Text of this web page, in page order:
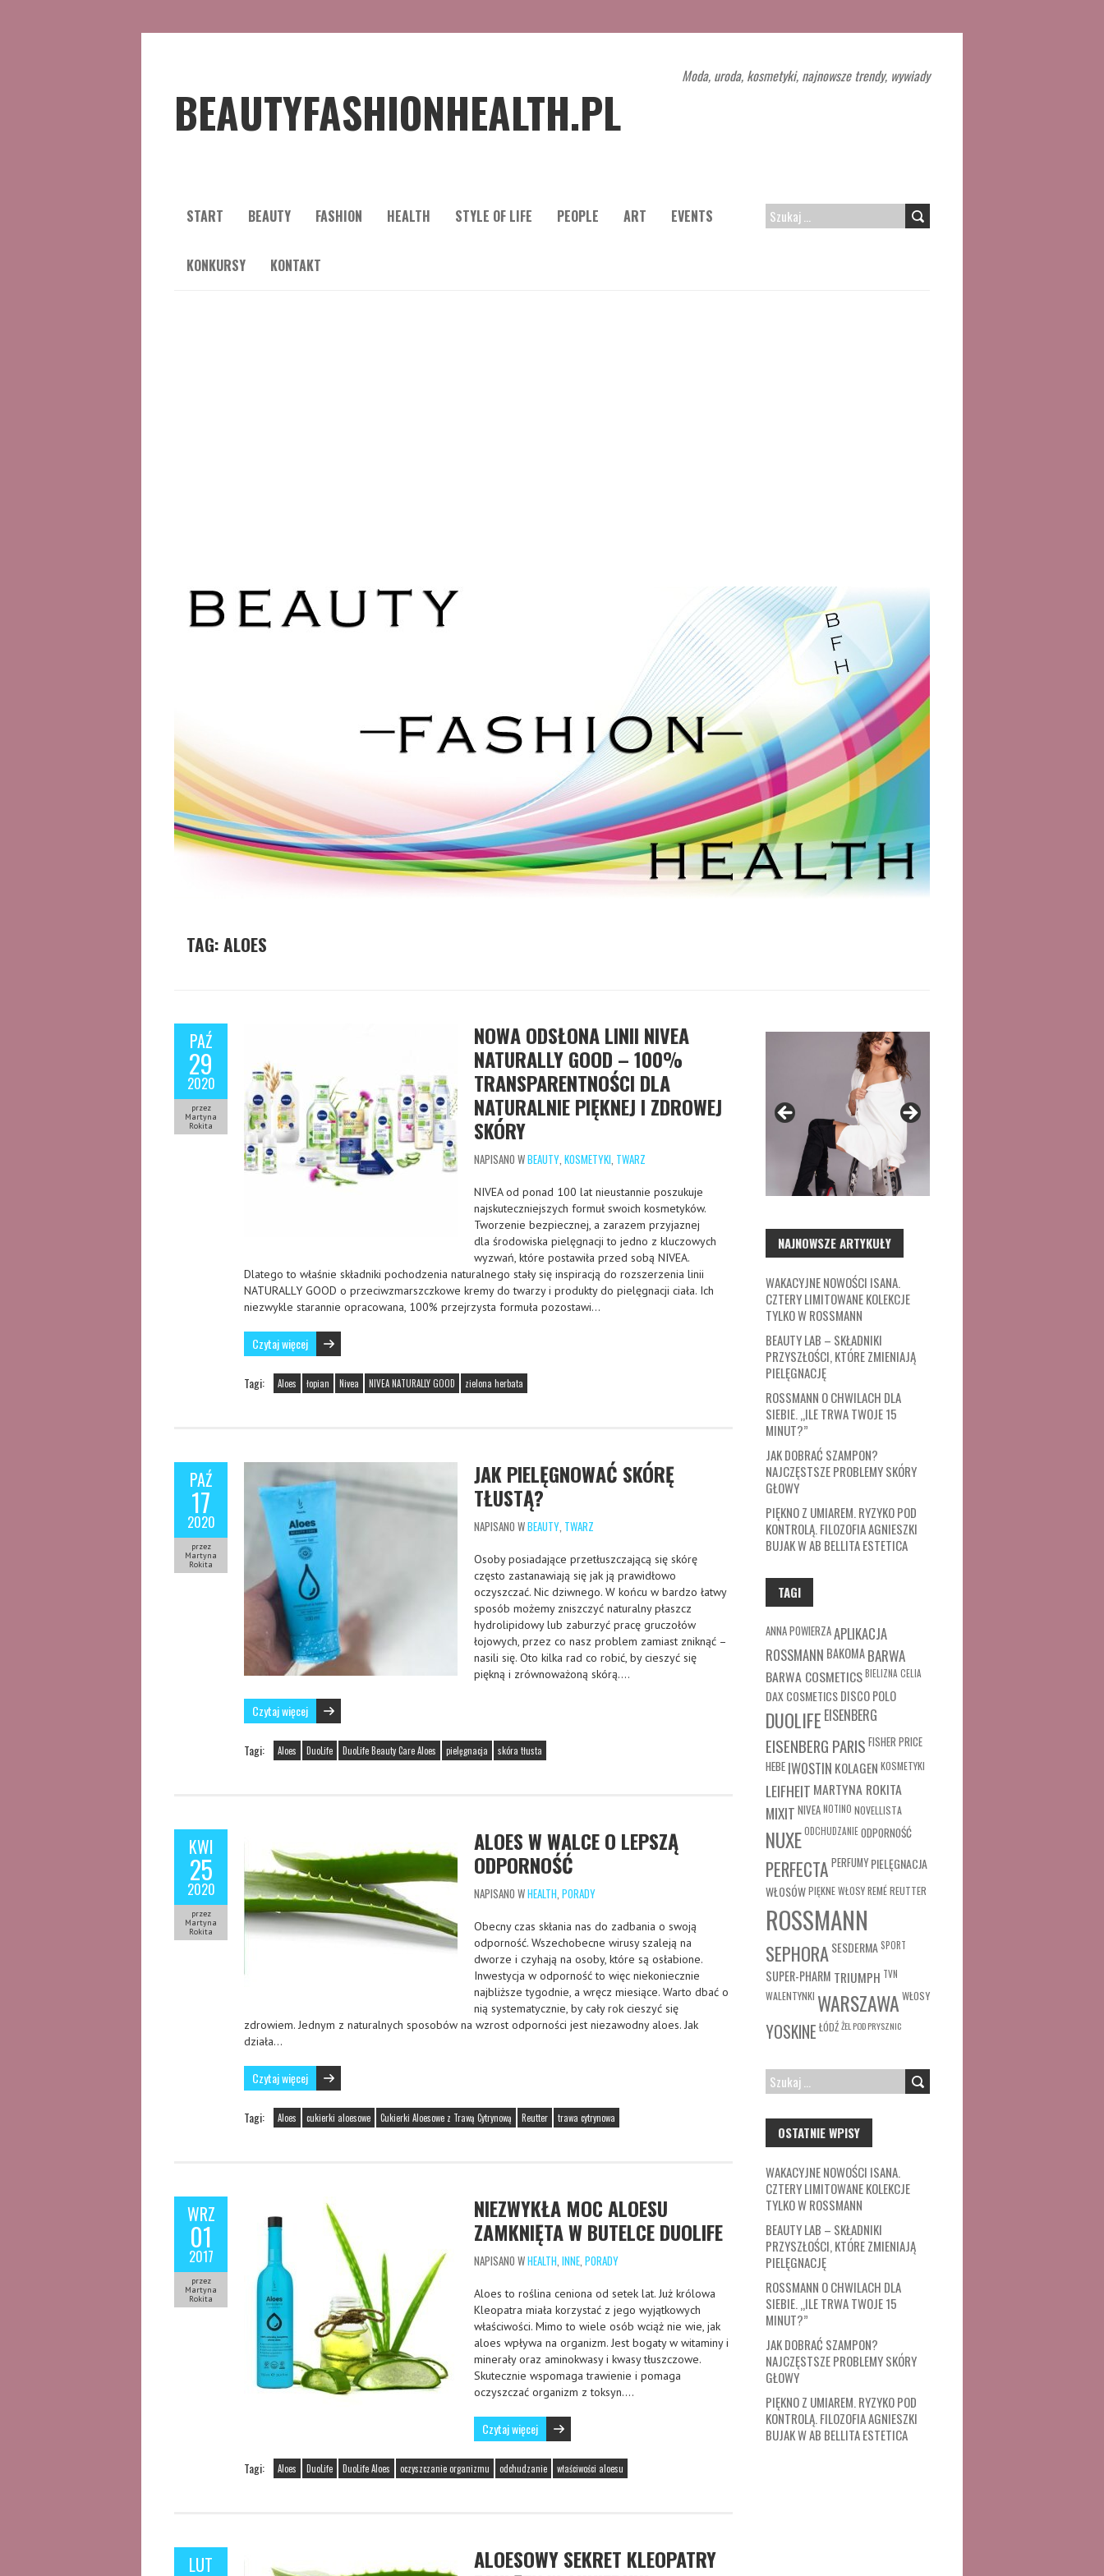
BEAUTYFASHIONHEALTH.PL
Moda, uroda, kosmetyki, najnowsze trendy, wywiady
START BEAUTY FASHION HEALTH STYLE OF LIFE PEOPLE ART EVENTS
KONKURSY KONTAKT
SZUKAJ:
TAG:ALOES
PAŹ
29
2020
przez
Martyna
Rokita
NOWA ODSŁONA LINII NIVEA
NATURALLY GOOD – 100%
TRANSPARENTNOŚCI DLA
NATURALNIE PIĘKNEJ I ZDROWEJ
SKÓRY
NAPISANO WBEAUTY, KOSMETYKI, TWARZ
NIVEA od ponad 100 lat nieustannie poszukuje
najskuteczniejszych formuł swoich kosmetyków.
Tworzenie bezpiecznej, a zarazem przyjaznej
dla środowiska pielęgnacji to jedno z kluczowych
wyzwań, które postawiła przed sobą NIVEA.
Dlatego to właśnie składniki pochodzenia naturalnego stały się inspiracją do rozszerzenia linii
NATURALLY GOOD o przeciwzmarszczkowe kremy do twarzy i produkty do pielęgnacji ciała. Ich
niezwykle starannie opracowana, 100% przejrzysta formuła pozostawi…
Czytaj więcej
Tagi: Aloes łopian Nivea NIVEA NATURALLY GOOD zielona herbata
PAŹ
17
2020
przez
Martyna
Rokita
JAK PIELĘGNOWAĆ SKÓRĘ
TŁUSTĄ?
NAPISANO WBEAUTY, TWARZ
Osoby posiadające przetłuszczającą się skórę
często zastanawiają się jak ją prawidłowo
oczyszczać. Nic dziwnego. W końcu w bardzo łatwy
sposób możemy zniszczyć naturalny płaszcz
hydrolipidowy lub zaburzyć pracę gruczołów
łojowych, przez co nasz problem zamiast zniknąć –
nasili się. Oto kilka rad co robić, by cieszyć się
piękną i zrównoważoną skórą….
Czytaj więcej
Tagi: Aloes DuoLife DuoLife Beauty Care Aloes pielęgnacja skóra tłusta
KWI
25
2020
przez
Martyna
Rokita
ALOES W WALCE O LEPSZĄ
ODPORNOŚĆ
NAPISANO WHEALTH, PORADY
Obecny czas skłania nas do zadbania o swoją
odporność. Wszechobecne wirusy szaleją na
dworze i czyhają na osoby, które są osłabione.
Inwestycja w odporność to więc niekoniecznie
najbliższe tygodnie, a wręcz miesiące. Warto dbać o
nią systematycznie, by cały rok cieszyć się
zdrowiem. Jednym z naturalnych sposobów na wzrost odporności jest niezawodny aloes. Jak
działa…
Czytaj więcej
Tagi: Aloes cukierki aloesowe Cukierki Aloesowe z Trawą Cytrynową Reutter trawa cytrynowa
WRZ
01
2017
przez
Martyna
Rokita
NIEZWYKŁA MOC ALOESU
ZAMKNIĘTA W BUTELCE DUOLIFE
NAPISANO WHEALTH, INNE, PORADY
Aloes to roślina ceniona od setek lat. Już królowa
Kleopatra miała korzystać z jego wyjątkowych
właściwości. Mimo to wiele osób wciąż nie wie, jak
aloes wpływa na organizm. Jest bogaty w witaminy i
minerały oraz aminokwasy i kwasy tłuszczowe.
Skutecznie wspomaga trawienie i pomaga
oczyszczać organizm z toksyn….
Czytaj więcej
Tagi: Aloes DuoLife DuoLife Aloes oczyszczanie organizmu odchudzanie właściwości aloesu
LUT
ALOESOWY SEKRET KLEOPATRY
NAJNOWSZE ARTYKUŁY
WAKACYJNE NOWOŚCI ISANA.
CZTERY LIMITOWANE KOLEKCJE
TYLKO W ROSSMANN
BEAUTY LAB – SKŁADNIKI
PRZYSZŁOŚCI, KTÓRE ZMIENIAJĄ
PIELĘGNACJĘ
ROSSMANN O CHWILACH DLA
SIEBIE. „ILE TRWA TWOJE 15
MINUT?”
JAK DOBRAĆ SZAMPON?
NAJCZĘSTSZE PROBLEMY SKÓRY
GŁOWY
PIĘKNO Z UMIAREM. RYZYKO POD
KONTROLĄ. FILOZOFIA AGNIESZKI
BUJAK W AB BELLITA ESTETICA
TAGI
ANNA POWIERZAAPLIKACJA
ROSSMANN BAKOMABARWA
BARWA COSMETICSBIELIZNA CELIA
DAX COSMETICSDISCO POLO
DUOLIFE EISENBERG
EISENBERG PARIS FISHER PRICE
HEBE IWOSTIN KOLAGEN KOSMETYKI
LEIFHEIT MARTYNA ROKITA
MIXIT NIVEANOTINO NOVELLISTA
NUXEODCHUDZANIEODPORNOŚĆ
PERFECTA PERFUMY PIELĘGNACJA
WŁOSÓWPIĘKNE WŁOSYREMÉREUTTER
ROSSMANN
SEPHORASESDERMA SPORT
SUPER-PHARM TRIUMPH TVN
WALENTYNKI WARSZAWA WŁOSY
YOSKINE ŁÓDŹŻEL POD PRYSZNIC
SZUKAJ:
OSTATNIE WPISY
WAKACYJNE NOWOŚCI ISANA.
CZTERY LIMITOWANE KOLEKCJE
TYLKO W ROSSMANN
BEAUTY LAB – SKŁADNIKI
PRZYSZŁOŚCI, KTÓRE ZMIENIAJĄ
PIELĘGNACJĘ
ROSSMANN O CHWILACH DLA
SIEBIE. „ILE TRWA TWOJE 15
MINUT?”
JAK DOBRAĆ SZAMPON?
NAJCZĘSTSZE PROBLEMY SKÓRY
GŁOWY
PIĘKNO Z UMIAREM. RYZYKO POD
KONTROLĄ. FILOZOFIA AGNIESZKI
BUJAK W AB BELLITA ESTETICA